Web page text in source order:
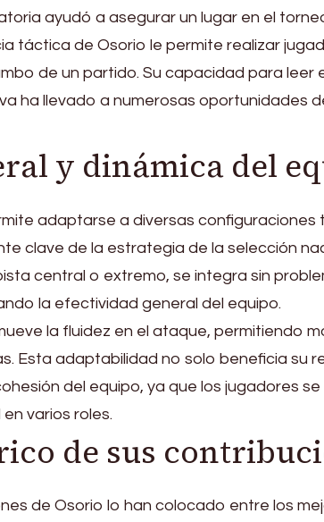
ayudó a asegurar un lugar en el
táctica de Osorio le permite realizar
de un partido. Su capacidad para leer
ha llevado a numerosas oportunidades
y dinámica del
adaptarse a diversas configuraciones
clave de la estrategia de la selección
central o extremo, se integra sin
la efectividad general del equipo.
la fluidez en el ataque, permitiendo
Esta adaptabilidad no solo beneficia su
del equipo, ya que los jugadores se
varios roles.
de sus
de Osorio lo han colocado entre los